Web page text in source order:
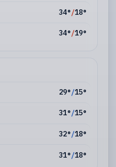
34°/18°
34°/19°
29°/15°
31°/15°
32°/18°
31°/18°